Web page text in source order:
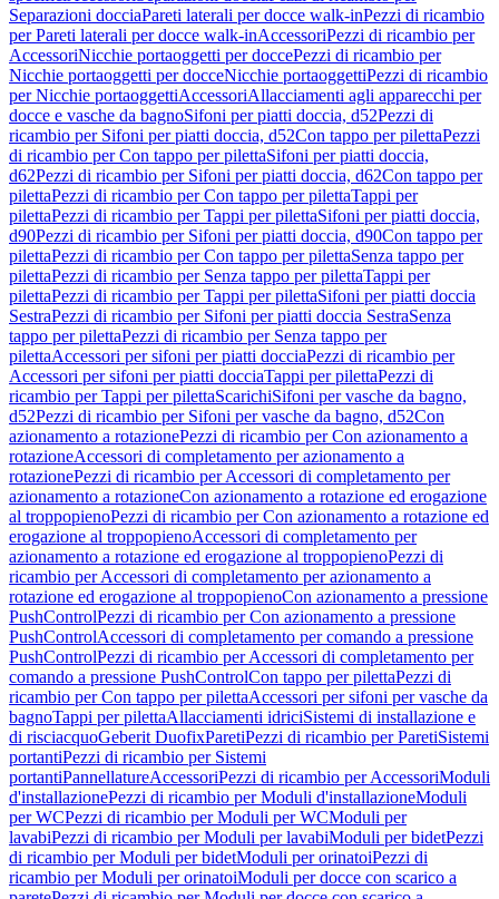
Separazioni docciaPareti laterali per docce walk-inPezzi di ricambio
per Pareti laterali per docce walk-inAccessoriPezzi di ricambio per
AccessoriNicchie portaoggetti per doccePezzi di ricambio per
Nicchie portaoggetti per docceNicchie portaoggettiPezzi di ricambio
per Nicchie portaoggettiAccessoriAllacciamenti agli apparecchi per
docce e vasche da bagnoSifoni per piatti doccia, d52Pezzi di
ricambio per Sifoni per piatti doccia, d52Con tappo per pilettaPezzi
di ricambio per Con tappo per pilettaSifoni per piatti doccia,
d62Pezzi di ricambio per Sifoni per piatti doccia, d62Con tappo per
pilettaPezzi di ricambio per Con tappo per pilettaTappi per
pilettaPezzi di ricambio per Tappi per pilettaSifoni per piatti doccia,
d90Pezzi di ricambio per Sifoni per piatti doccia, d90Con tappo per
pilettaPezzi di ricambio per Con tappo per pilettaSenza tappo per
pilettaPezzi di ricambio per Senza tappo per pilettaTappi per
pilettaPezzi di ricambio per Tappi per pilettaSifoni per piatti doccia
SestraPezzi di ricambio per Sifoni per piatti doccia SestraSenza
tappo per pilettaPezzi di ricambio per Senza tappo per
pilettaAccessori per sifoni per piatti docciaPezzi di ricambio per
Accessori per sifoni per piatti docciaTappi per pilettaPezzi di
ricambio per Tappi per pilettaScarichiSifoni per vasche da bagno,
d52Pezzi di ricambio per Sifoni per vasche da bagno, d52Con
azionamento a rotazionePezzi di ricambio per Con azionamento a
rotazioneAccessori di completamento per azionamento a
rotazionePezzi di ricambio per Accessori di completamento per
azionamento a rotazioneCon azionamento a rotazione ed erogazione
al troppopienoPezzi di ricambio per Con azionamento a rotazione ed
erogazione al troppopienoAccessori di completamento per
azionamento a rotazione ed erogazione al troppopienoPezzi di
ricambio per Accessori di completamento per azionamento a
rotazione ed erogazione al troppopienoCon azionamento a pressione
PushControlPezzi di ricambio per Con azionamento a pressione
PushControlAccessori di completamento per comando a pressione
PushControlPezzi di ricambio per Accessori di completamento per
comando a pressione PushControlCon tappo per pilettaPezzi di
ricambio per Con tappo per pilettaAccessori per sifoni per vasche da
bagnoTappi per pilettaAllacciamenti idriciSistemi di installazione e
di risciacquoGeberit DuofixParetiPezzi di ricambio per ParetiSistemi
portantiPezzi di ricambio per Sistemi
portantiPannellatureAccessoriPezzi di ricambio per AccessoriModuli
d'installazionePezzi di ricambio per Moduli d'installazioneModuli
per WCPezzi di ricambio per Moduli per WCModuli per
lavabiPezzi di ricambio per Moduli per lavabiModuli per bidetPezzi
di ricambio per Moduli per bidetModuli per orinatoiPezzi di
ricambio per Moduli per orinatoiModuli per docce con scarico a